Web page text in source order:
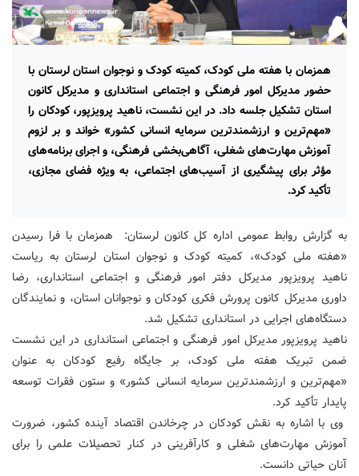
همزمان با هفته ملی کودک، کمیته کودک و نوجوان استان لرستان با
حضور مدیرکل امور فرهنگی و اجتماعی استانداری و مدیرکل کانون
استان تشکیل جلسه داد. در این نشست، ناهید پرویزپور، کودکان را
«مهم‌ترین و ارزشمندترین سرمایه انسانی کشور» خواند و بر لزوم
آموزش مهارت‌های شغلی، آگاهی‌بخشی فرهنگی، و اجرای برنامه‌های
مؤثر برای پیشگیری از آسیب‌های اجتماعی، به ویژه فضای مجازی،
تأکید کرد.
به گزارش روابط عمومی اداره کل کانون لرستان: همزمان با فرا رسیدن
«هفته ملی کودک»، کمیته کودک و نوجوان استان لرستان به ریاست
ناهید پرویزپور مدیرکل دفتر امور فرهنگی و اجتماعی استانداری، رضا
داوری مدیرکل کانون پرورش فکری کودکان و نوجوانان استان، و نمایندگان
دستگاه‌های اجرایی در استانداری تشکیل شد.
ناهید پرویزپور مدیرکل امور فرهنگی و اجتماعی استانداری در این نشست
ضمن تبریک هفته ملی کودک، بر جایگاه رفیع کودکان به عنوان
«مهم‌ترین و ارزشمندترین سرمایه انسانی کشور» و ستون فقرات توسعه
پایدار تأکید کرد.
وی با اشاره به نقش کودکان در چرخاندن اقتصاد آینده کشور، ضرورت
آموزش مهارت‌های شغلی و کارآفرینی در کنار تحصیلات علمی را برای
آنان حیاتی دانست.